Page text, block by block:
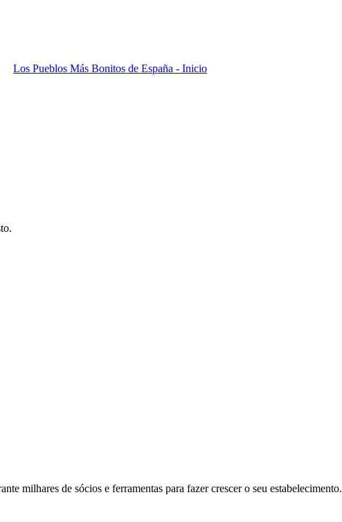
Los Pueblos Más Bonitos de España - Inicio
milhares de sócios e ferramentas para fazer crescer o seu estabelecimento.